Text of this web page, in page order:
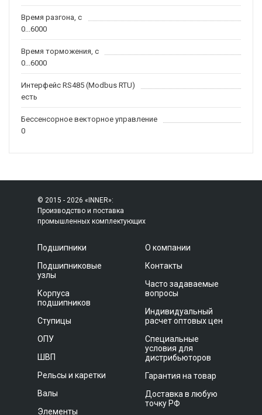
Время разгона, с
0...6000
Время торможения, с
0...6000
Интерфейс RS485 (Modbus RTU)
есть
Бессенсорное векторное управление
0
© 2015 - 2026 «INNER»:
Производство и поставка
промышленных комплектующих
Подшипники
Подшипниковые
узлы
Корпуса
подшипников
Ступицы
ОПУ
ШВП
Рельсы и каретки
Валы
Элементы
О компании
Контакты
Часто задаваемые
вопросы
Индивидуальный
расчет оптовых цен
Специальные
условия для
дистрибьюторов
Гарантия на товар
Доставка в любую
точку РФ